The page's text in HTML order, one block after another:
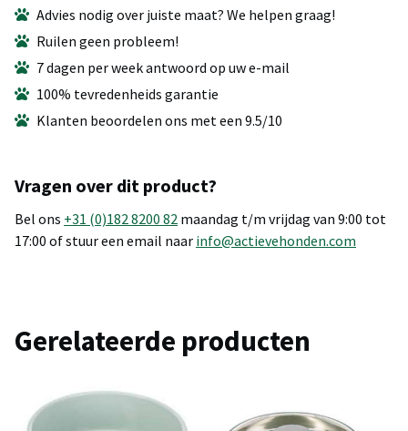
Advies nodig over juiste maat? We helpen graag!
Ruilen geen probleem!
7 dagen per week antwoord op uw e-mail
100% tevredenheids garantie
Klanten beoordelen ons met een 9.5/10
Vragen over dit product?
Bel ons +31 (0)182 8200 82 maandag t/m vrijdag van 9:00 tot
17:00 of stuur een email naar info@actievehonden.com
Gerelateerde producten